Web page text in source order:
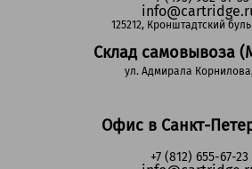
125212, Кронштадтский
Склад самовывоза
ул. Адмирала Корнилова,
Офис в Санкт-
+7 (812) 655-67-23